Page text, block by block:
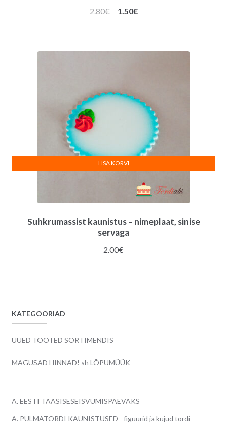
2.80€
Algne
1.50€Praegune
Suhkrumassist kaunistus – nimeplaat, sinise
servaga
2.00€
LISA KORVI
KATEGOORIAD
UUED TOOTED SORTIMENDIS
MAGUSAD HINNAD! sh LÕPUMÜÜK
A. EESTI TAASISESEISVUMISPÄEVAKS
A. PULMATORDI KAUNISTUSED - figuurid ja kujud tordi